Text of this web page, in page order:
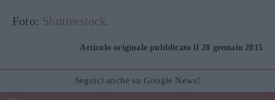
Foto: Shutterstock.
Articolo originale pubblicato il 28 gennaio 2015
Seguici anche su Google News!